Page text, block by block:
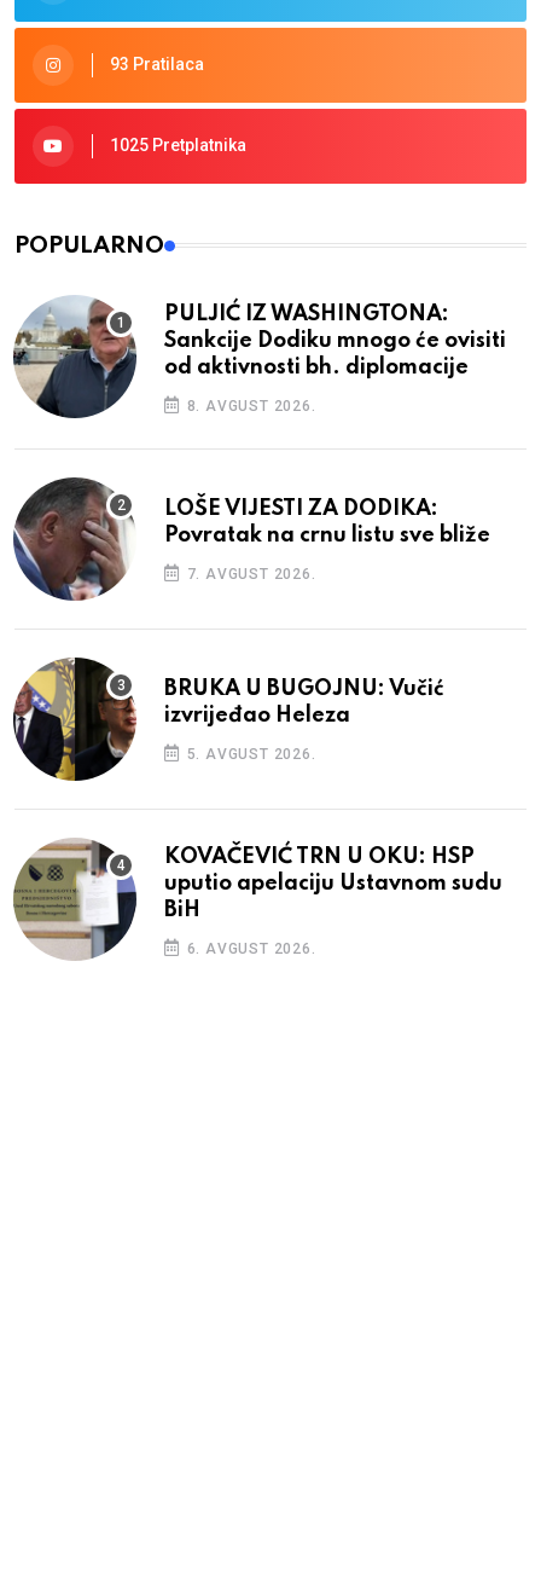
93 Pratilaca
1025 Pretplatnika
POPULARNO
PULJIĆ IZ WASHINGTONA:
Sankcije Dodiku mnogo će ovisiti
od aktivnosti bh. diplomacije
8. AVGUST 2026.
LOŠE VIJESTI ZA DODIKA:
Povratak na crnu listu sve bliže
7. AVGUST 2026.
BRUKA U BUGOJNU: Vučić
izvrijeđao Heleza
5. AVGUST 2026.
KOVAČEVIĆ TRN U OKU: HSP
uputio apelaciju Ustavnom sudu
BiH
6. AVGUST 2026.